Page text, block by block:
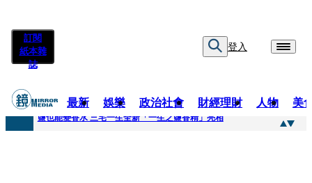
訂閱
紙本雜
誌
登入
最新 娛樂 政治社會 財經理財 人物 美
快訊
鹽也能變香水 三宅一生全新「一生之鹽香精」亮相